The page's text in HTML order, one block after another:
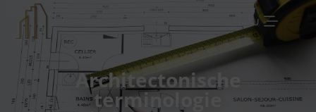
MENU
Architectonische
terminologie